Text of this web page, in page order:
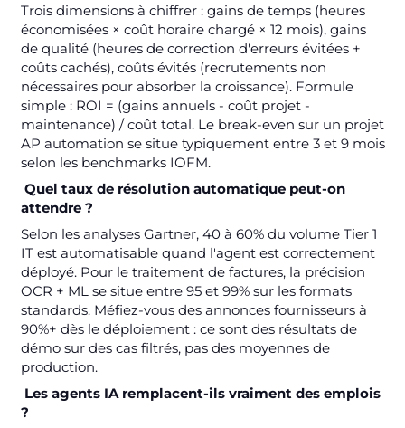
Trois dimensions à chiffrer : gains de temps (heures
économisées × coût horaire chargé × 12 mois), gains
de qualité (heures de correction d'erreurs évitées +
coûts cachés), coûts évités (recrutements non
nécessaires pour absorber la croissance). Formule
simple : ROI = (gains annuels - coût projet -
maintenance) / coût total. Le break-even sur un projet
AP automation se situe typiquement entre 3 et 9 mois
selon les benchmarks IOFM.
Quel taux de résolution automatique peut-on
attendre ?
Selon les analyses Gartner, 40 à 60% du volume Tier 1
IT est automatisable quand l'agent est correctement
déployé. Pour le traitement de factures, la précision
OCR + ML se situe entre 95 et 99% sur les formats
standards. Méfiez-vous des annonces fournisseurs à
90%+ dès le déploiement : ce sont des résultats de
démo sur des cas filtrés, pas des moyennes de
production.
Les agents IA remplacent-ils vraiment des emplois
?